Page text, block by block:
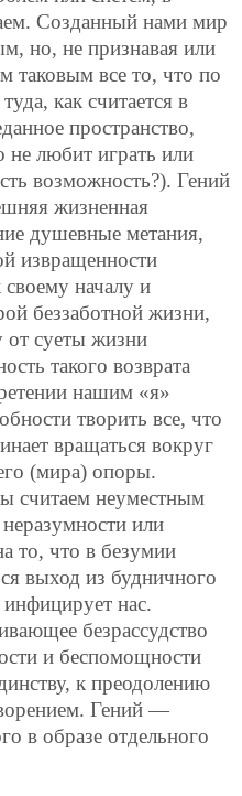
Созданный нами мир
но, не признавая или
таковым все то, что по
как считается в
пространство,
не любит играть или
возможность?). Гений
жизненная
душевные метания,
извращенности
своему началу и
беззаботной жизни,
от суеты жизни
такого возврата
нашим «я»
творить все, что
вращаться вокруг
(мира) опоры.
считаем неуместным
или
то, что в безумии
выход из будничного
нас.
безрассудство
и беспомощности
к преодолению
Гений —
в образе отдельного